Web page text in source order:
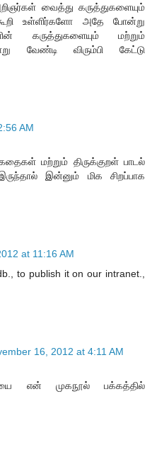
வைத்து கருத்துகளையும்
உள்ளிர்களோ அதே போன்று
கருத்துகளையும் மற்றும்
வேண்டி விரும்பி கேட்டு
AM
மற்றும் திருக்குறள் பாடல்
இன்னும் மிக சிறப்பாக
at 11:16 AM
to publish it on our intranet.,
16, 2012 at 4:11 AM
என் முகநூல் பக்கத்தில்